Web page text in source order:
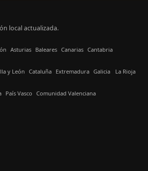
local actualizada.
Asturias Baleares Canarias Cantabria
y León Cataluña Extremadura Galicia La Rioja
País Vasco Comunidad Valenciana